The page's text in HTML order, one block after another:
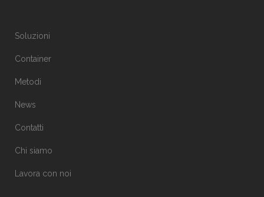
Soluzioni
Container
Metodi
News
Contatti
Chi siamo
Lavora con noi